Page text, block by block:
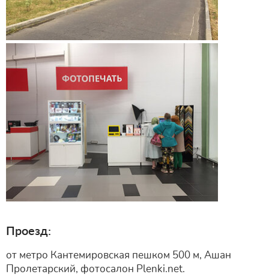
Проезд:
от метро Кантемировская пешком 500 м, Ашан
Пролетарский, фотосалон Plenki.net.